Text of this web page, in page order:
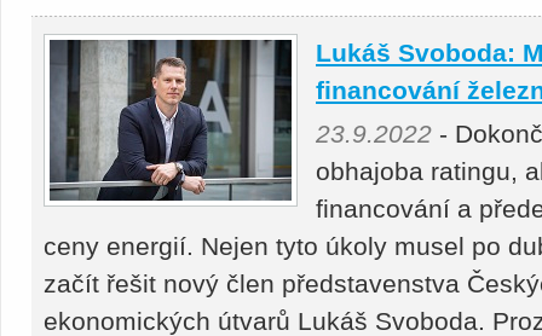
Lukáš Svoboda:
financování
23.9.2022 -
obhajoba ratingu,
financování a
ceny energií. Nejen tyto úkoly musel po
začít řešit nový člen představenstva
ekonomických útvarů Lukáš Svoboda.